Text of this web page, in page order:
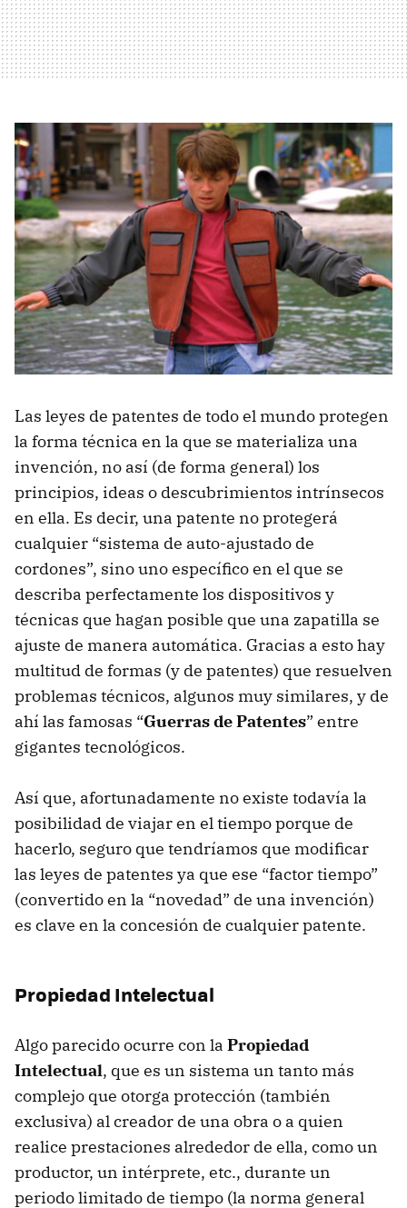
Las leyes de patentes de todo el mundo protegen
la forma técnica en la que se materializa una
invención, no así (de forma general) los
principios, ideas o descubrimientos intrínsecos
en ella. Es decir, una patente no protegerá
cualquier “sistema de auto-ajustado de
cordones”, sino uno específico en el que se
describa perfectamente los dispositivos y
técnicas que hagan posible que una zapatilla se
ajuste de manera automática. Gracias a esto hay
multitud de formas (y de patentes) que resuelven
problemas técnicos, algunos muy similares, y de
ahí las famosas “Guerras de Patentes” entre
gigantes tecnológicos.
Así que, afortunadamente no existe todavía la
posibilidad de viajar en el tiempo porque de
hacerlo, seguro que tendríamos que modificar
las leyes de patentes ya que ese “factor tiempo”
(convertido en la “novedad” de una invención)
es clave en la concesión de cualquier patente.
Propiedad Intelectual
Algo parecido ocurre con la Propiedad
Intelectual, que es un sistema un tanto más
complejo que otorga protección (también
exclusiva) al creador de una obra o a quien
realice prestaciones alrededor de ella, como un
productor, un intérprete, etc., durante un
periodo limitado de tiempo (la norma general